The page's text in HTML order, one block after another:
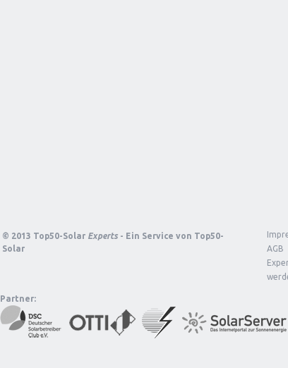
© 2013 Top50-Solar Experts - Ein Service von Top50-
Solar
AGB
Partner: